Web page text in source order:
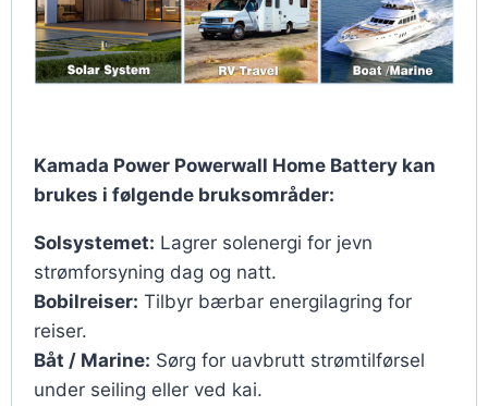
Kamada Power Powerwall Home Battery kan
brukes i følgende bruksområder:
Solsystemet: Lagrer solenergi for jevn
strømforsyning dag og natt.
Bobilreiser: Tilbyr bærbar energilagring for
reiser.
Båt / Marine: Sørg for uavbrutt strømtilførsel
under seiling eller ved kai.